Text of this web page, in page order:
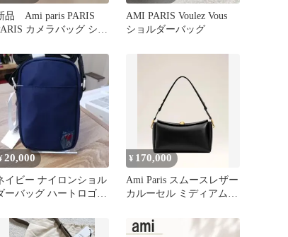
品 Ami paris PARIS
カメラバッグ ショ
AMI PARIS Voulez Vous
ショルダーバッグ
20,000
イビー ナイロンショル
ーバッグ ハートロゴ付
¥ 170,000
Ami Paris スムースレザー
カルーセル ミディアム